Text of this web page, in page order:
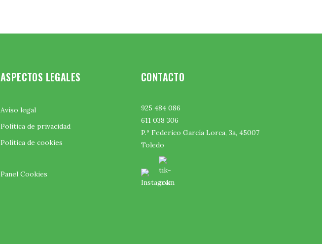
ASPECTOS LEGALES
Aviso legal
Política de privacidad
Política de cookies
Panel Cookies
CONTACTO
925 484 086
611 038 306
P.º Federico García Lorca, 3a, 45007
Toledo